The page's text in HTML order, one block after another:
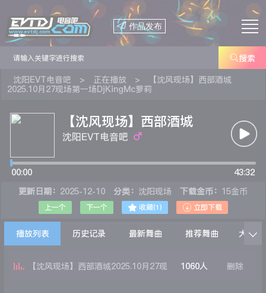
 作品发布
搜索
沈阳EVT电音吧 > 正在播放 >
【沈风现场】西部酒城
2025.10月27现场第一场DjKingMc萝莉
【沈风现场】西部酒城
2025.10月27现场第一场
沈阳EVT电音吧
00:00
43:32
更新日期： 2025-12-10 分类： 沈阳现场 下载金币： 15金币
上一个 下一个  收藏(1 )  立即下载
播放列表 历史记录 最新舞曲 推荐舞曲 大家在

【沈风现场】西部酒城2025.10月27现 1060人 删除